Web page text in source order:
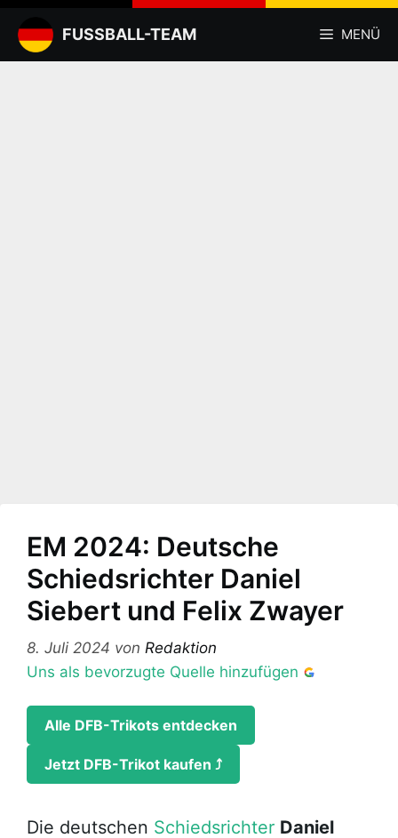
Inhalt
springen
FUSSBALL-TEAM MENÜ
EM 2024: Deutsche
Schiedsrichter Daniel
Siebert und Felix Zwayer
8. Juli 2024 von Redaktion
Uns als bevorzugte Quelle hinzufügen
Alle DFB-Trikots entdecken
Jetzt DFB-Trikot kaufen ⤴
Die deutschen Schiedsrichter Daniel